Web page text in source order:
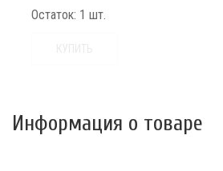
Остаток: 1 шт.
Информация о товаре